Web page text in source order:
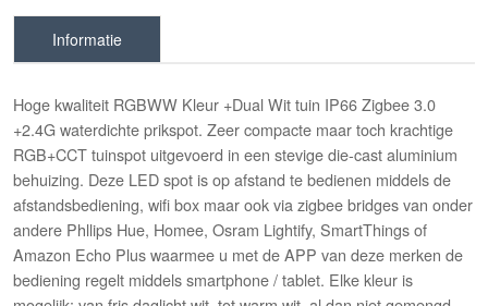
Informatie
Hoge kwaliteit RGBWW Kleur +Dual Wit tuin IP66 Zigbee 3.0
+2.4G waterdichte prikspot. Zeer compacte maar toch krachtige
RGB+CCT tuinspot uitgevoerd in een stevige die-cast aluminium
behuizing. Deze LED spot is op afstand te bedienen middels de
afstandsbediening, wifi box maar ook via zigbee bridges van onder
andere Phllips Hue, Homee, Osram Lightify, SmartThings of
Amazon Echo Plus waarmee u met de APP van deze merken de
bediening regelt middels smartphone / tablet. Elke kleur is